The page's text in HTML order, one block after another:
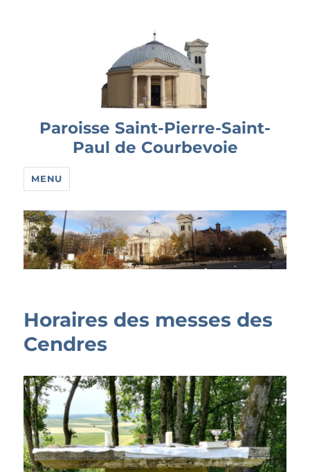
Paroisse Saint-Pierre-Saint-
Paul de Courbevoie
MENU
Horaires des messes des
Cendres